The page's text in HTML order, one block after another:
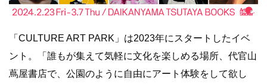
「CULTURE ART PARK」は2023年にスタートしたイベ
ント。「誰もが集えて気軽に文化を楽しめる場所、代官山
蔦屋書店で、公園のように自由にアート体験をして欲し